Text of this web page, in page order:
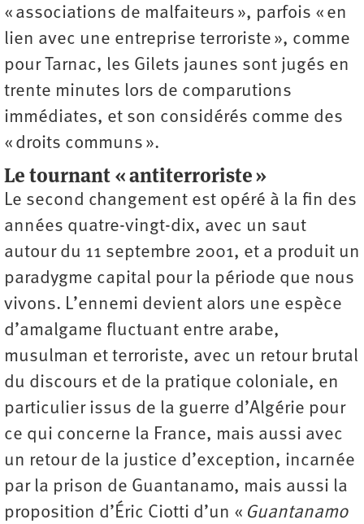
« associations de malfaiteurs », parfois « en
lien avec une entreprise terroriste », comme
pour Tarnac, les Gilets jaunes sont jugés en
trente minutes lors de comparutions
immédiates, et son considérés comme des
« droits communs ».
Le tournant « antiterroriste »
Le second changement est opéré à la fin des
années quatre-vingt-dix, avec un saut
autour du 11 septembre 2001, et a produit un
paradygme capital pour la période que nous
vivons. L’ennemi devient alors une espèce
d’amalgame fluctuant entre arabe,
musulman et terroriste, avec un retour brutal
du discours et de la pratique coloniale, en
particulier issus de la guerre d’Algérie pour
ce qui concerne la France, mais aussi avec
un retour de la justice d’exception, incarnée
par la prison de Guantanamo, mais aussi la
proposition d’Éric Ciotti d’un « Guantanamo